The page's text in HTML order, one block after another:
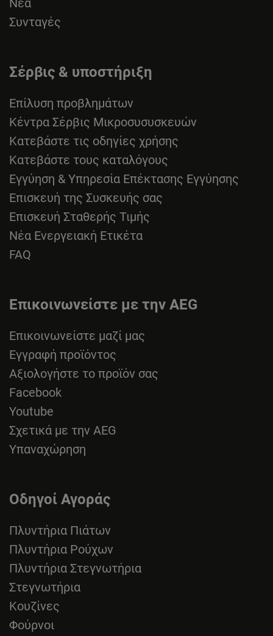
Νέα
Συνταγές
Σέρβις & υποστήριξη
Επίλυση προβλημάτων
Κέντρα Σέρβις Μικροσυσυσκευών
Κατεβάστε τις οδηγίες χρήσης
Κατεβάστε τους καταλόγους
Εγγύηση & Υπηρεσία Επέκτασης Εγγύησης
Επισκευή της Συσκευής σας
Επισκευή Σταθερής Τιμής
Νέα Ενεργειακή Ετικέτα
FAQ
Επικοινωνείστε με την AEG
Επικοινωνείστε μαζί μας
Εγγραφή προϊόντος
Αξιολογήστε το προϊόν σας
Facebook
Youtube
Σχετικά με την AEG
Υπαναχώρηση
Οδηγοί Αγοράς
Πλυντήρια Πιάτων
Πλυντήρια Ρούχων
Πλυντήρια Στεγνωτήρια
Στεγνωτήρια
Κουζίνες
Φούρνοι